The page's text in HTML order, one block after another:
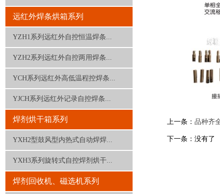
远红外焊条烘箱系列
YZH1系列远红外自控恒温焊条...
YZH2系列远红外自控两用焊条...
YCH系列远红外高低温程控焊条...
YJCH系列远红外记录自控焊条...
焊剂烘干箱系列
YXH2型鼓风型内热式自动焊焊...
YXH3系列旋转式自控焊剂烘干...
焊剂回收机、磁选机系列
上一条： 品种齐
下一条：没有了